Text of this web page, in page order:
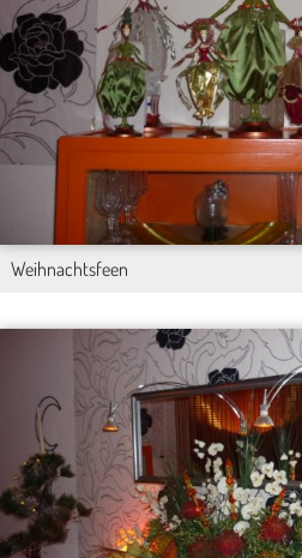
Weihnachtsfeen